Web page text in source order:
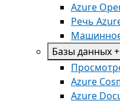
Azure
Речь
Базы данных
Azure
Azure